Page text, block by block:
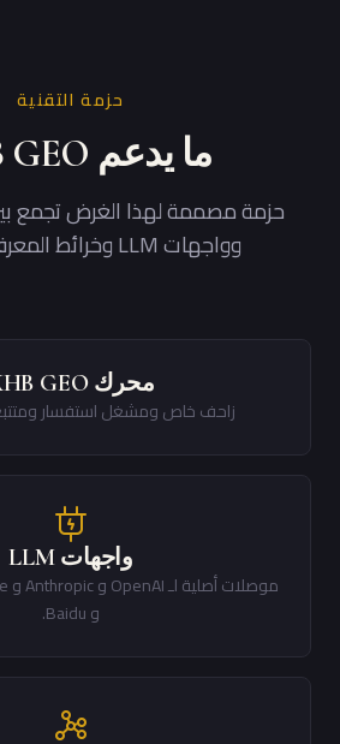
حزمة التقنية
ما يدعم KHB GEO
حزمة مصممة لهذا الغرض تجمع
وواجهات LLM وخرائط المعرفة المنسقة.
محرك KHB GEO
زاحف خاص ومشغل استفسار
واجهات LLM
و Baidu.